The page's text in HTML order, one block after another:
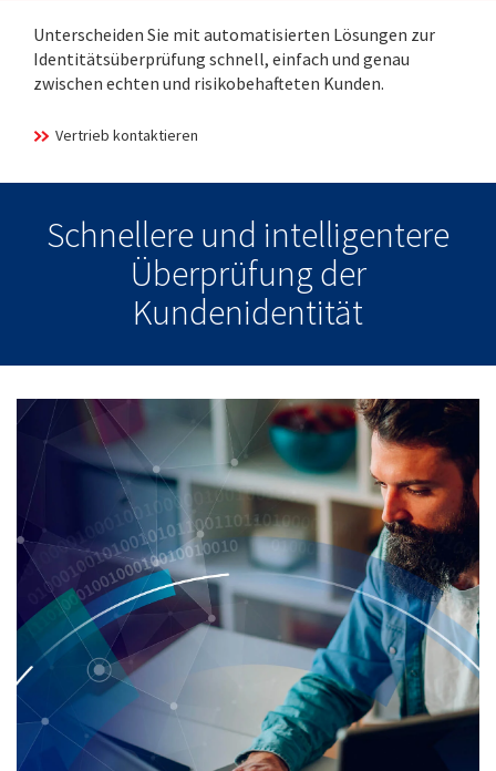
Unterscheiden Sie mit automatisierten Lösungen zur
Identitätsüberprüfung schnell, einfach und genau
zwischen echten und risikobehafteten Kunden.
Vertrieb kontaktieren
Schnellere und intelligentere
Überprüfung der
Kundenidentität